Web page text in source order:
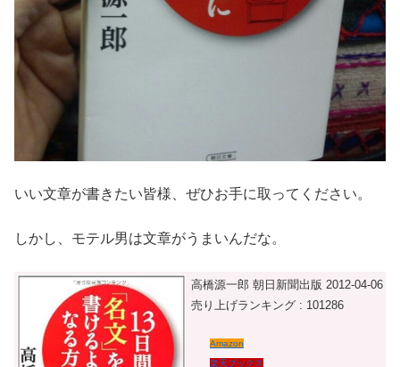
いい文章が書きたい皆様、ぜひお手に取ってください。
しかし、モテル男は文章がうまいんだな。
高橋源一郎 朝日新聞出版 2012-04-06
売り上げランキング : 101286
Amazon
楽天ブックス